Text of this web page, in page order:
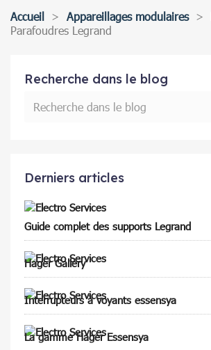
Accueil Appareillages modulaires
Parafoudres Legrand
Recherche dans le blog
Derniers articles
Guide complet des supports Legrand
Hager Gallery
Interrupteurs à voyants essensya
La gamme Hager Essensya